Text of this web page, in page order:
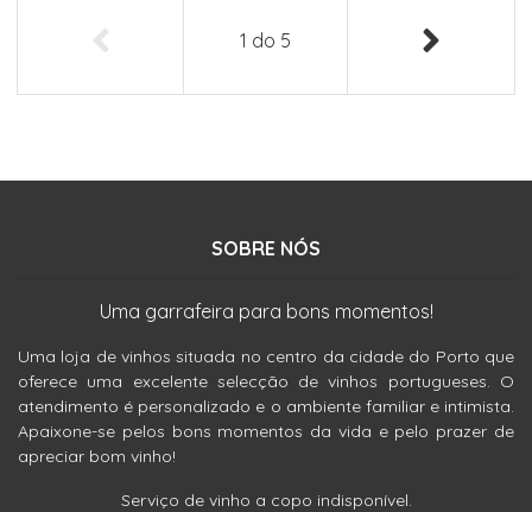
1 do 5
SOBRE NÓS
Uma garrafeira para bons momentos!
Uma loja de vinhos situada no centro da cidade do Porto que
oferece uma excelente selecção de vinhos portugueses. O
atendimento é personalizado e o ambiente familiar e intimista.
Apaixone-se pelos bons momentos da vida e pelo prazer de
apreciar bom vinho!
Serviço de vinho a copo indisponível.